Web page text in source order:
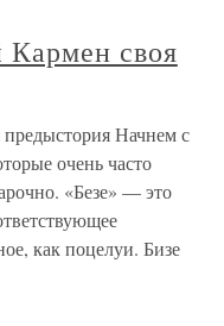
своя
Начнем с
очень часто
«Безе» — это
как поцелуи. Бизе